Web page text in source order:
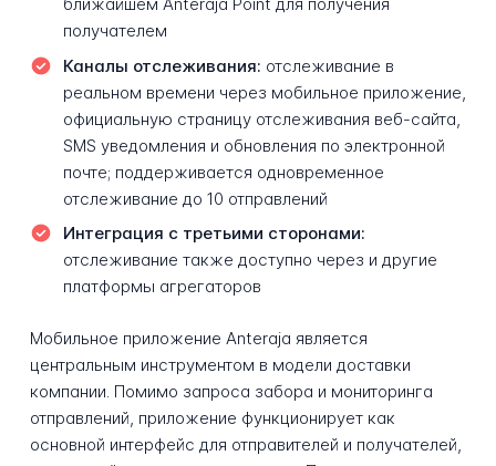
получателем
Каналы отслеживания: отслеживание в
реальном времени через мобильное приложение,
официальную страницу отслеживания веб-сайта,
SMS уведомления и обновления по электронной
почте; поддерживается одновременное
отслеживание до 10 отправлений
Интеграция с третьими сторонами:
отслеживание также доступно через и другие
платформы агрегаторов
Мобильное приложение Anteraja является
центральным инструментом в модели доставки
компании. Помимо запроса забора и мониторинга
отправлений, приложение функционирует как
основной интерфейс для отправителей и получателей,